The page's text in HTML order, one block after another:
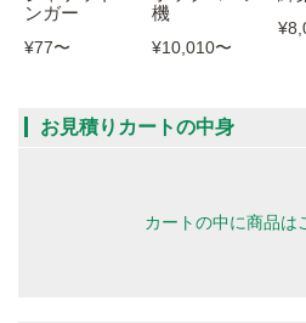
ンガー
¥77〜
機
¥10,010〜
お見積りカートの中身
カートの中に商品は